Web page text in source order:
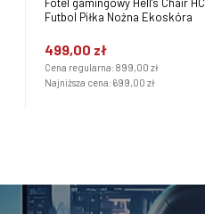
Fotel gamingowy Hell's Chair HC- 1005
Futbol Piłka Nożna Ekoskóra
499,00 zł
Cena regularna:899,00 zł
Najniższa cena:699,00 zł